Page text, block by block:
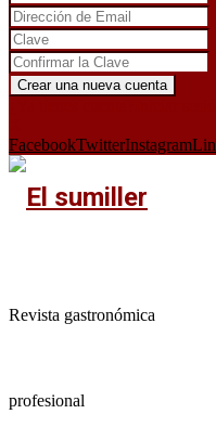
FacebookTwitterInstagram
Revista gastronómica
profesional